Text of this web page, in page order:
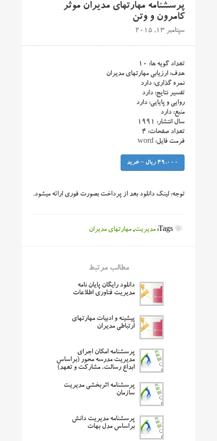
پرسشنامه مهارتهای مدیران موثر
کامرون و وتن
سپتامبر 13, 2015
تعداد گویه ها: ۱۰
هدف: ارزیابی مهارتهای مدیران
نمره گذاری: دارد
تفسیر نتایج: دارد
روایی و پایایی: دارد
منبع: دارد
سال انتشار: ۱۹۹۱
تعداد صفحات: ۴
فرمت فایل: word
49,000 ریال – خرید
توجه: لینک دانلود بعد از پرداخت بصورت فوری ارائه میشود.
Tags: مدیریت,مهارتهای مدیران
مطالب مرتبط
دانلود رایگان پایان نامه
مدیریت فناوری اطلاعات
پیشینه و ادبیات مهارتهای
ارتباطی مدیران
پرسشنامه امکان اجرای
مدیریت مدرسه محور (براساس
ابداع رسالت، مشارکت و تعهد)
پرسشنامه اثربخشی مدیریت
سازمان
پرسشنامه مدیریت دانش
براساس مدل بهات